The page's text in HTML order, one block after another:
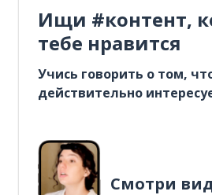
Ищи #контент,
тебе нравится
Учись говорить о том,
действительно
Смотри